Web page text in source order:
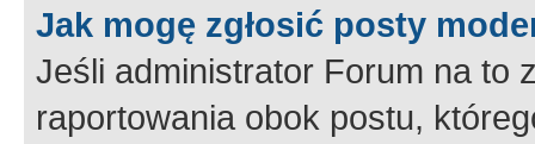
Jak mogę zgłosić posty
Jeśli administrator Forum na to
raportowania obok postu,